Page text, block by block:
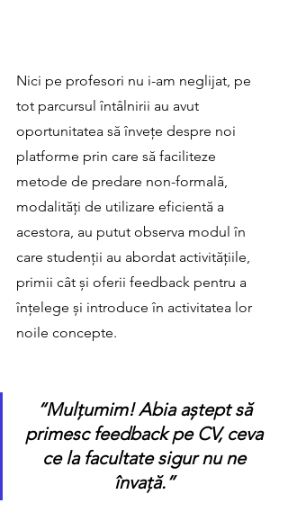
Nici pe profesori nu i-am neglijat, pe
tot parcursul întâlnirii au avut
oportunitatea să învețe despre noi
platforme prin care să faciliteze
metode de predare non-formală,
modalități de utilizare eficientă a
acestora, au putut observa modul în
care studenții au abordat activitățiile,
primii cât și oferii feedback pentru a
înțelege și introduce în activitatea lor
noile concepte.
“Mulțumim! Abia aștept să
primesc feedback pe CV, ceva
ce la facultate sigur nu ne
învață.”